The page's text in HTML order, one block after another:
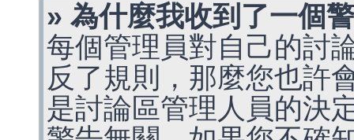
» 為什麼我收到了一個
每個管理員對自己的討
反了規則，那麼您也許
是討論區管理人員的決